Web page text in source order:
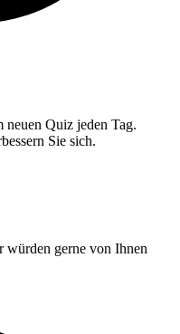
neuen Quiz jeden Tag.
Sie sich.
würden gerne von Ihnen